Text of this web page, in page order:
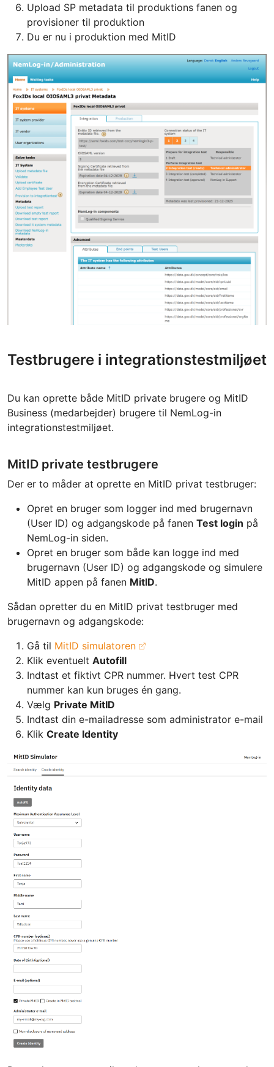
Upload SP metadata til produktions fanen og
provisioner til produktion
Du er nu i produktion med MitID
Testbrugere i integrationstestmiljøet
Du kan oprette både MitID private brugere og MitID
Business (medarbejder) brugere til NemLog-in
integrationstestmiljøet.
MitID private testbrugere
Der er to måder at oprette en MitID privat testbruger:
Opret en bruger som logger ind med brugernavn
(User ID) og adgangskode på fanen Test login på
NemLog-in siden.
Opret en bruger som både kan logge ind med
brugernavn (User ID) og adgangskode og simulere
MitID appen på fanen MitID.
Sådan opretter du en MitID privat testbruger med
brugernavn og adgangskode:
Gå til MitID simulatoren
Klik eventuelt Autofill
Indtast et fiktivt CPR nummer. Hvert test CPR
nummer kan kun bruges én gang.
Vælg Private MitID
Indtast din e-mailadresse som administrator e-mail
Klik Create Identity